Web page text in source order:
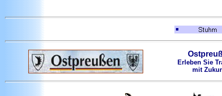
Erleben Sie
mit